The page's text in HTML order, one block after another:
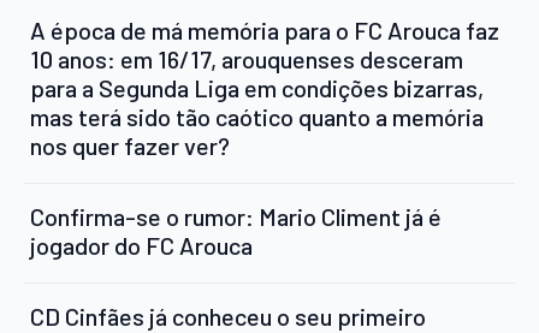
A época de má memória para o FC Arouca faz
10 anos: em 16/17, arouquenses desceram
para a Segunda Liga em condições bizarras,
mas terá sido tão caótico quanto a memória
nos quer fazer ver?
Confirma-se o rumor: Mario Climent já é
jogador do FC Arouca
CD Cinfães já conheceu o seu primeiro